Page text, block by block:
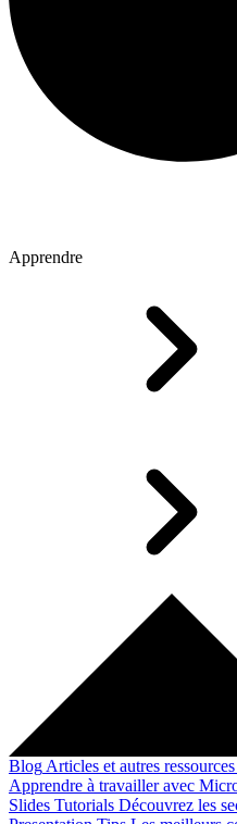
Apprendre
Blog Articles et autres ressources
Apprendre à travailler avec
Slides Tutorials Découvrez les